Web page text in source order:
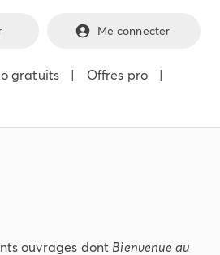
Me connecter
gratuits | Offres pro
|
ouvrages dont Bienvenue au